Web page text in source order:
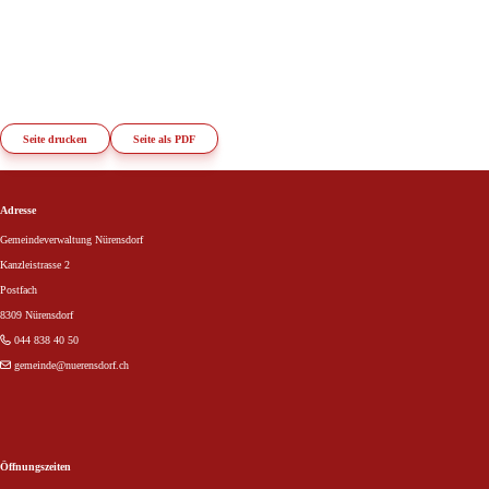
Seite drucken Seite als PDF
Adresse
Gemeindeverwaltung Nürensdorf
Kanzleistrasse 2
Postfach
8309 Nürensdorf
044 838 40 50
gemeinde@nuerensdorf.ch
Öffnungszeiten